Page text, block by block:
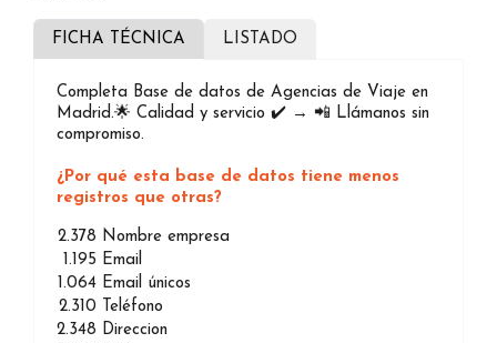
FICHA TÉCNICA LISTADO
Completa Base de datos de Agencias de Viaje en
Madrid.🌟 Calidad y servicio ✔️ → 📲 Llámanos sin
compromiso.
¿Por qué esta base de datos tiene menos
registros que otras?
2.378 Nombre empresa
1.195 Email
1.064 Email únicos
2.310
Teléfono
2.348 Direccion